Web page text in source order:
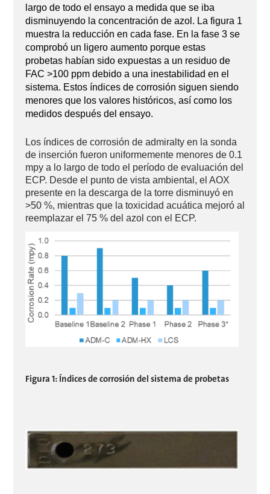
largo de todo el ensayo a medida que se iba
disminuyendo la concentración de azol. La figura 1
muestra la reducción en cada fase. En la fase 3 se
comprobó un ligero aumento porque estas
probetas habían sido expuestas a un residuo de
FAC >100 ppm debido a una inestabilidad en el
sistema. Estos índices de corrosión siguen siendo
menores que los valores históricos, así como los
medidos después del ensayo.
Los índices de corrosión de admiralty en la sonda
de inserción fueron uniformemente menores de 0.1
mpy a lo largo de todo el período de evaluación del
ECP. Desde el punto de vista ambiental, el AOX
presente en la descarga de la torre disminuyó en
>50 %, mientras que la toxicidad acuática mejoró al
reemplazar el 75 % del azol con el ECP.
Figura 1: Índices de corrosión del sistema de probetas